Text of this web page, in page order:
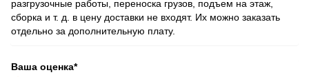
разгрузочные работы, переноска грузов, подъем на этаж,
сборка и т. д. в цену доставки не входят. Их можно заказать
отдельно за дополнительную плату.
Ваша оценка*